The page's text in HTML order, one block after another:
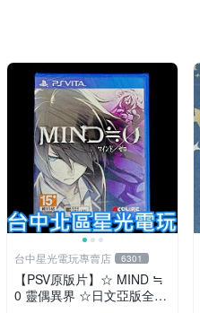
台中星光電玩專賣店 6301
【PSV原版片】☆ MIND ≒
0 靈偶異界 ☆日文亞版全新